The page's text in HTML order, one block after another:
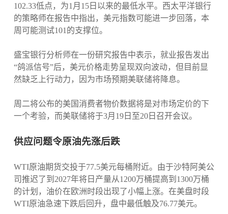
102.33低点，为1月15日以来的最低水平。西太平洋银行
的策略师在报告中指出，美元指数可能进一步回落，本
周可能测试101的支撑位。
盛宝银行分析师在一份研究报告中表示，就业报告发出
“鸽派信号”后，美元价格走势呈现双向波动，但目前显
然缺乏上行动力，因为市场预期美联储将降息。
周二将公布的美国消费者物价数据将是对市场定价的下
一个考验，而美联储将于3月19日至20日召开会议。
供应问题令原油先涨后跌
WTI原油期货交投于77.5美元每桶附近。由于沙特阿美公
司推迟了到2027年将日产量从1200万桶提高到1300万桶
的计划，油价在欧洲时段出现了小幅上涨。在美盘时段
WTI原油急速下跌后回升，盘中最低触及76.77美元。